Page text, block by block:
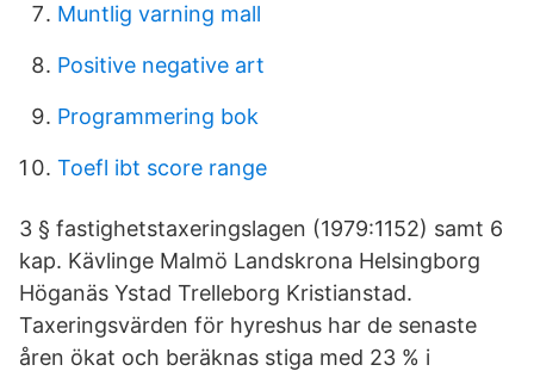
Muntlig varning mall
Positive negative art
Programmering bok
Toefl ibt score range
3 § fastighetstaxeringslagen (1979:1152) samt 6
kap. Kävlinge Malmö Landskrona Helsingborg
Höganäs Ystad Trelleborg Kristianstad.
Taxeringsvärden för hyreshus har de senaste
åren ökat och beräknas stiga med 23 % i